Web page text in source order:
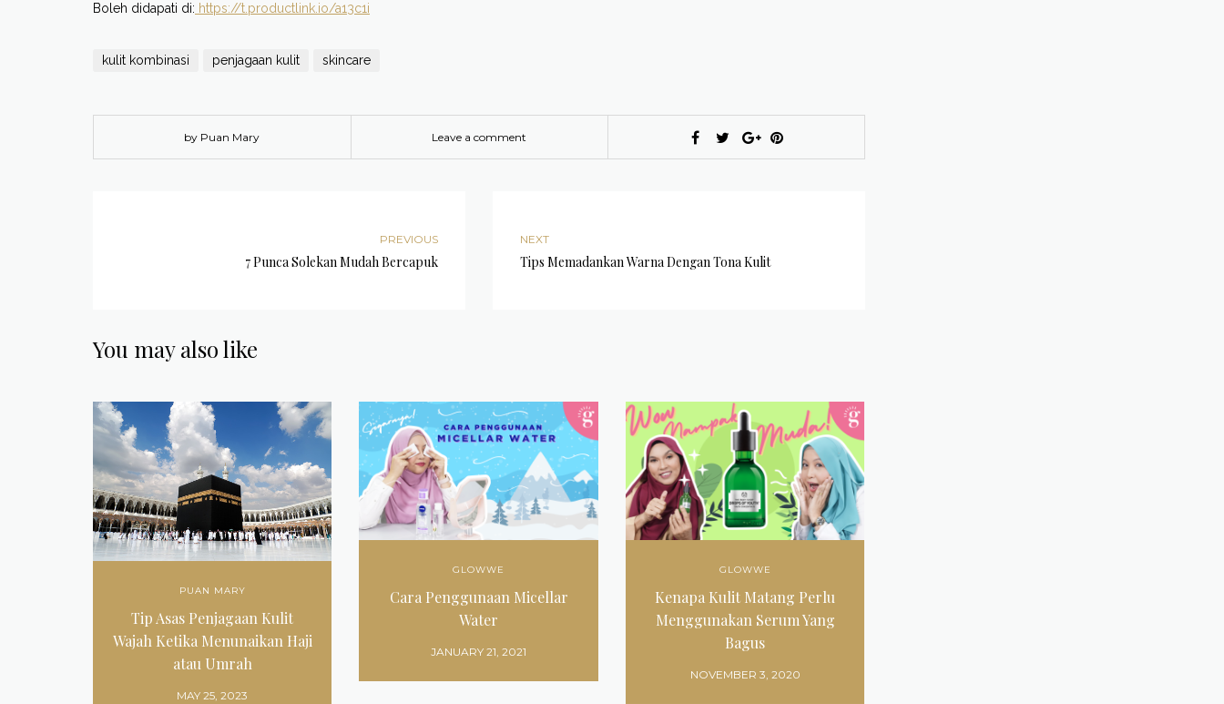
Boleh didapati di: https://t.productlink.io/a13c1i
kulit kombinasi penjagaan kulit skincare
by Puan Mary Leave a comment
PREVIOUS
7 Punca Solekan Mudah Bercapuk
NEXT
Tips Memadankan Warna Dengan Tona Kulit
You may also like
PUAN MARY
Tip Asas Penjagaan Kulit
Wajah Ketika Menunaikan Haji
atau Umrah
MAY 25, 2023
GLOWWE
Cara Penggunaan Micellar
Water
JANUARY 21, 2021
GLOWWE
Kenapa Kulit Matang Perlu
Menggunakan Serum Yang
Bagus
NOVEMBER 3, 2020